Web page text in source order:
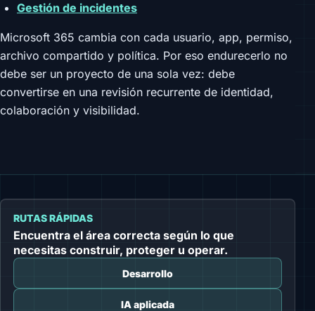
Gestión de incidentes
Microsoft 365 cambia con cada usuario, app, permiso,
archivo compartido y política. Por eso endurecerlo no
debe ser un proyecto de una sola vez: debe
convertirse en una revisión recurrente de identidad,
colaboración y visibilidad.
RUTAS RÁPIDAS
Encuentra el área correcta según lo que
necesitas construir, proteger u operar.
Desarrollo
IA aplicada